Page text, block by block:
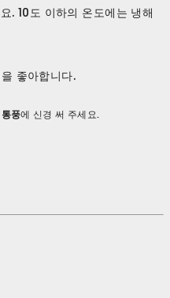
. 10도 이하의 온도에는 냉해
좋아합니다.
통풍에 신경 써 주세요.